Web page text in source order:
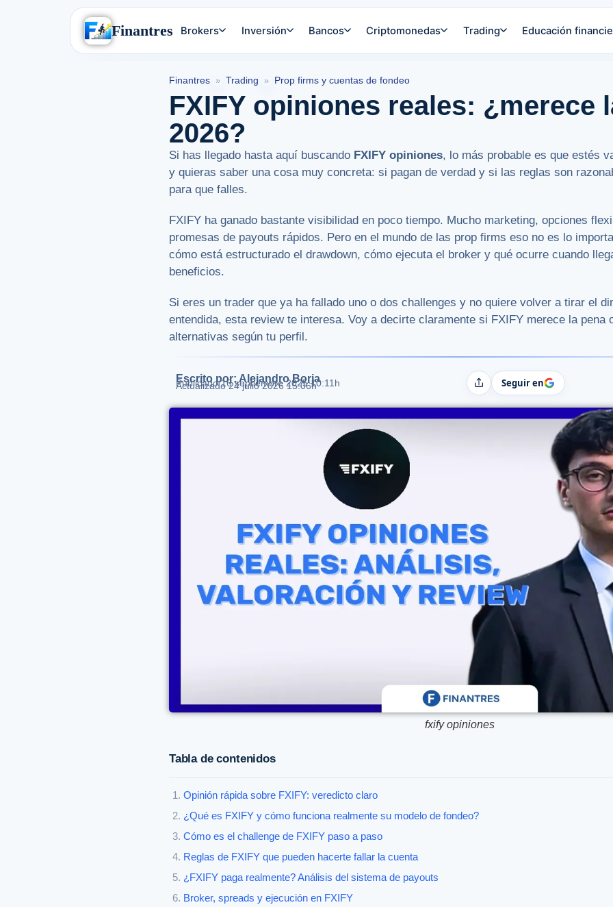
Finantres Brokers Inversión Bancos Criptomonedas Trading Educación
Finantres » Trading » Prop firms y cuentas de fondeo
FXIFY opiniones reales: ¿merece
2026?
Si has llegado hasta aquí buscando FXIFY opiniones, lo más probable es que estés
y quieras saber una cosa muy concreta: si pagan de verdad y si las reglas son
para que falles.
FXIFY ha ganado bastante visibilidad en poco tiempo. Mucho marketing, opciones
promesas de payouts rápidos. Pero en el mundo de las prop firms eso no es lo
cómo está estructurado el drawdown, cómo ejecuta el broker y qué ocurre cuando
beneficios.
Si eres un trader que ya ha fallado uno o dos challenges y no quiere volver a tirar el
entendida, esta review te interesa. Voy a decirte claramente si FXIFY merece la pena
alternativas según tu perfil.
Escrito por: Alejandro Borja
Publicado 16 septiembre 2025 10:11h
Actualizado 24 julio 2026 15:06h CompartirSeguir en
fxify opiniones
Tabla de contenidos
Opinión rápida sobre FXIFY: veredicto claro
¿Qué es FXIFY y cómo funciona realmente su modelo de fondeo?
Cómo es el challenge de FXIFY paso a paso
Reglas de FXIFY que pueden hacerte fallar la cuenta
¿FXIFY paga realmente? Análisis del sistema de payouts
Broker, spreads y ejecución en FXIFY